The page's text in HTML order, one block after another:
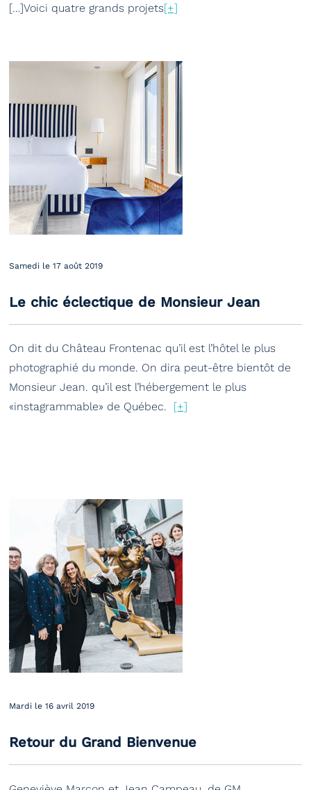
[…]Voici quatre grands projets[+]
Samedi le 17 août 2019
Le chic éclectique de Monsieur Jean
On dit du Château Frontenac qu’il est l’hôtel le plus
photographié du monde. On dira peut-être bientôt de
Monsieur Jean. qu’il est l’hébergement le plus
«instagrammable» de Québec. [+]
Mardi le 16 avril 2019
Retour du Grand Bienvenue